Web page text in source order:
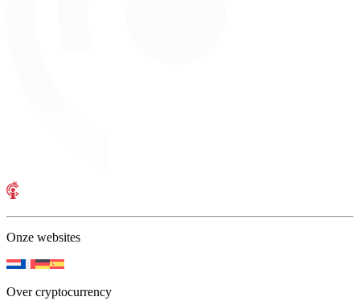
Onze websites
Over cryptocurrency